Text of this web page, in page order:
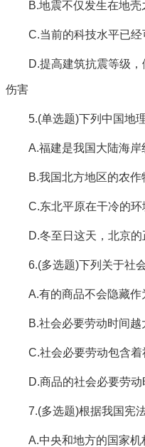
B.地震不仅发生在地
C.当前的科技水平已
D.提高建筑抗震等级
伤害
5.(单选题)下列中国地
A.福建是我国大陆海岸
B.我国北方地区的农
C.东北平原在干冷的
D.冬至日这天，北京
6.(多选题)下列关于社
A.有的商品不会隐藏
B.社会必要劳动时间
C.社会必要劳动包含
D.商品的社会必要劳
7.(多选题)根据我国宪
A.中央和地方的国家